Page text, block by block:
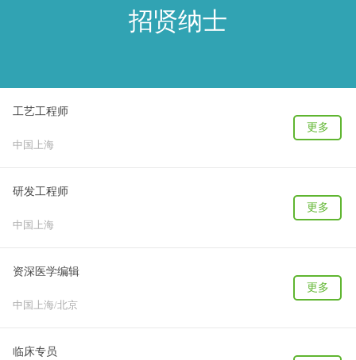
招贤纳士
工艺工程师
中国上海
更多
研发工程师
中国上海
更多
资深医学编辑
中国上海/北京
更多
临床专员